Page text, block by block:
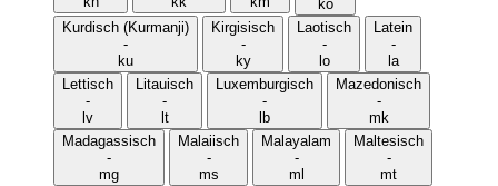
ko
Kurdisch (Kurmanji)
-
ku
Kirgisisch
-
ky
Laotisch
-
lo
Latein
-
la
Lettisch
-
lv
Litauisch
-
lt
Luxemburgisch
-
lb
Mazedonisch
-
mk
Madagassisch
-
mg
Malaiisch
-
ms
Malayalam
-
ml
Maltesisch
-
mt